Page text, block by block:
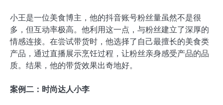
小王是一位美食博主，他的抖音账号粉丝量虽然不是很
多，但互动率极高。他利用这一点，与粉丝建立了深厚的
情感连接。在尝试带货时，他选择了自己最擅长的美食类
产品，通过直播展示烹饪过程，让粉丝亲身感受产品的品
质。结果，他的带货效果出奇地好。
案例二：时尚达人小李